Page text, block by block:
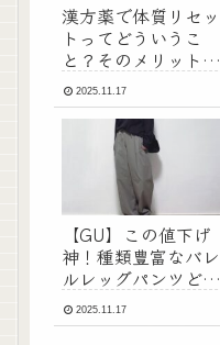
漢方薬で体質リセッ
トってどういうこ
と？そのメリットと
注意点
2025.11.17
【GU】この値下げ
神！種類豊富なバレ
ルレッグパンツどれ
買う？
2025.11.17